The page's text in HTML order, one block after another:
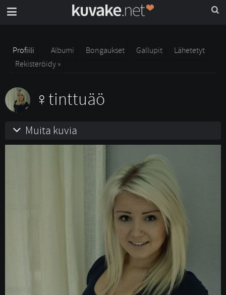
Profiili Albumi Bongaukset Gallupit
Lähetetyt
Rekisteröidy »
tinttuäö
Muita kuvia